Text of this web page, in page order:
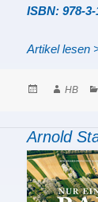
ISBN: 978-
Artikel lesen
PostedAuthor
HB
Arnold